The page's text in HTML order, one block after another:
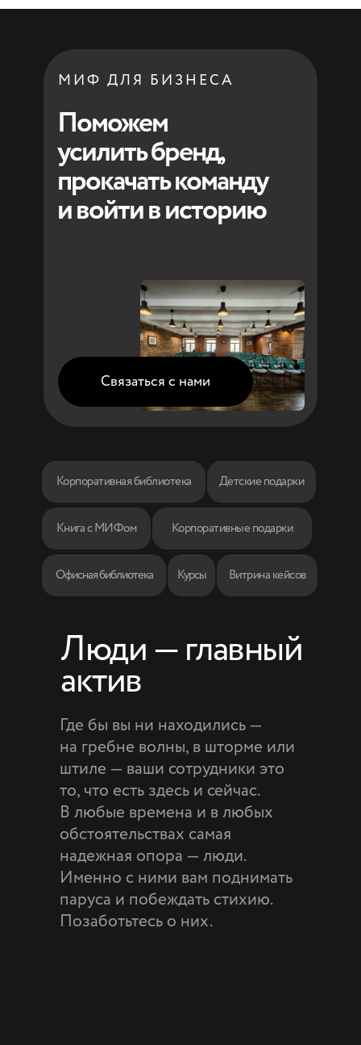
МИФ ДЛЯ БИЗНЕСА
Витрина кейсов
Книга с МИФом Корпоративные подарки
Офисная библиотека Курсы
Корпоративная библиотека
Поможем
усилить бренд,
прокачать команду
и войти в историю
Связаться с нами
Витрина кейсов
Книга с МИФом Корпоративные подарки
Детские подарки
Офисная библиотека Курсы
Корпоративная библиотека
Где бы вы ни находились —
на гребне волны, в шторме или
штиле — ваши сотрудники это
то, что есть здесь и сейчас.
В любые времена и в любых
обстоятельствах самая
надежная опора — люди.
Именно с ними вам поднимать
паруса и побеждать стихию.
Позаботьтесь о них.
Люди — главный
актив